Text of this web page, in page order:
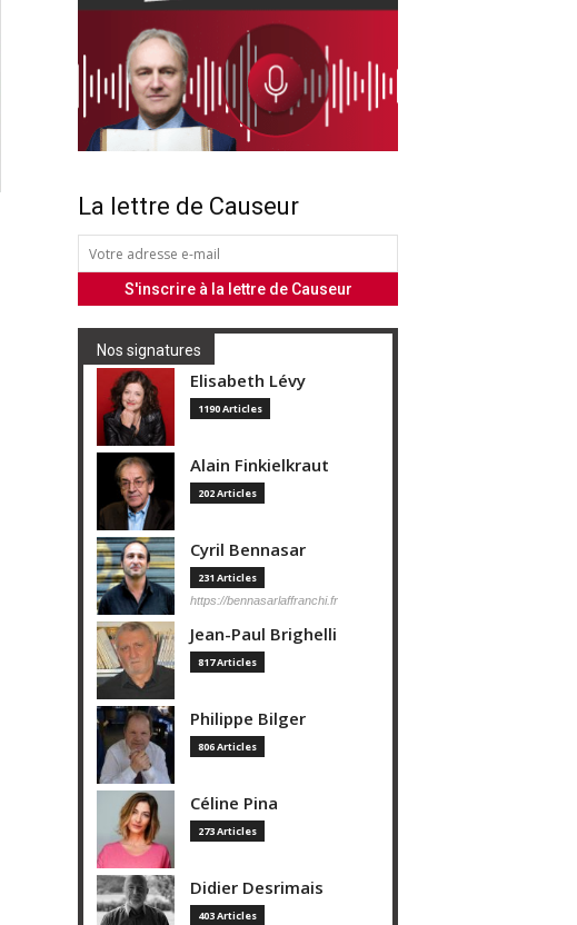
La lettre de Causeur
Nos signatures
Elisabeth Lévy
1190 Articles
Alain Finkielkraut
202 Articles
Cyril Bennasar
231 Articles
https://bennasarlaffranchi.fr
Jean-Paul Brighelli
817 Articles
Philippe Bilger
806 Articles
Céline Pina
273 Articles
Didier Desrimais
403 Articles